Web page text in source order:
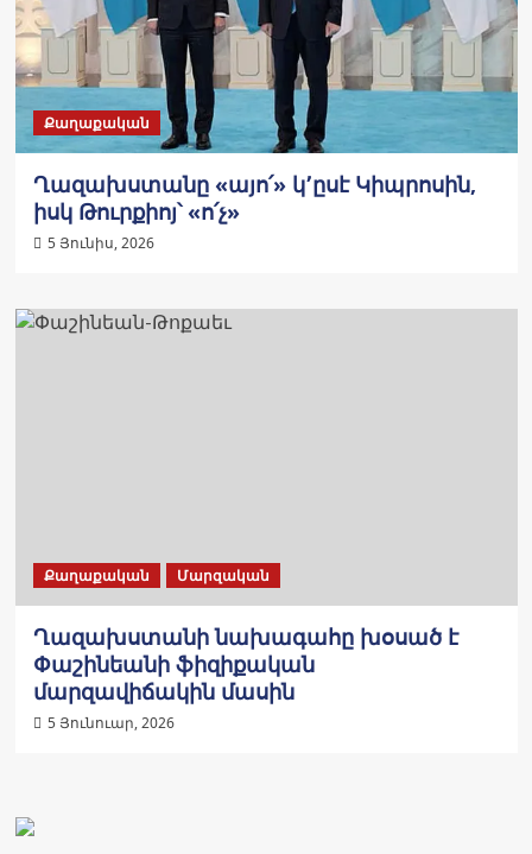
Քաղաքական
Ղազախստանը «այո՛» կ՚ըսէ Կիպրոսին,
իսկ Թուրքիոյ՝ «ո՛չ»
5 Յունիս, 2026
Քաղաքական Մարզական
Ղազախստանի նախագահը խօսած է
Փաշինեանի ֆիզիքական
մարզավիճակին մասին
5 Յունուար, 2026